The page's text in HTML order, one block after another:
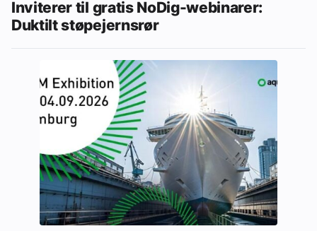
Inviterer til gratis NoDig-webinarer:
Duktilt støpejernsrør